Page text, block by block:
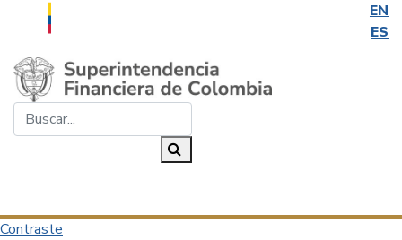
EN
ES
Saltar al contenido principal
Contraste